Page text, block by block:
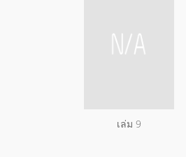
เล่ม 9